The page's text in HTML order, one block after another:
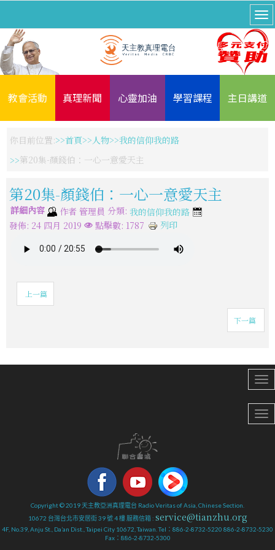
教會活動 真理新聞 心靈加油 學習課程 主日講道
你目前位置: 首頁 人物
我的信仰我的路
第20集-顏錢伯：一心一意愛天主
第20集-顏錢伯：一心一意愛天主
詳細內容 作者 管理員 分類: 我的信仰我的路
發佈: 24 四月 2019
點擊數: 1787 列印
上一篇
下一篇
Copyright © 2019 天主教亞洲真理電台 Radio Veritas of Asia, Chinese Section.
10672 台灣台北市安居街 39 號 4 樓 服務信箱 : service@tianzhu.org
4F, No.39, Anju St., Da’an Dist., Taipei City 10672, Taiwan. Tel：886-2-8732-5220 886-2-8732-5230
Fax：886-2-8732-5300